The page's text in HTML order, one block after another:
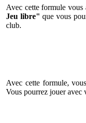
Avec cette formule vous
Jeu libre" que vous
club.
Avec cette formule,
Vous pourrez jouer avec